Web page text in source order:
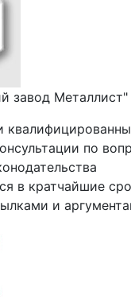
завод Металлист"
по
в кратчайшие
и